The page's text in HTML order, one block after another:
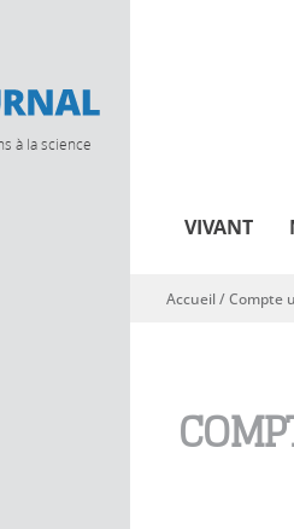
à la science
VIVANT
Vous êtes ici
Accueil/Compte